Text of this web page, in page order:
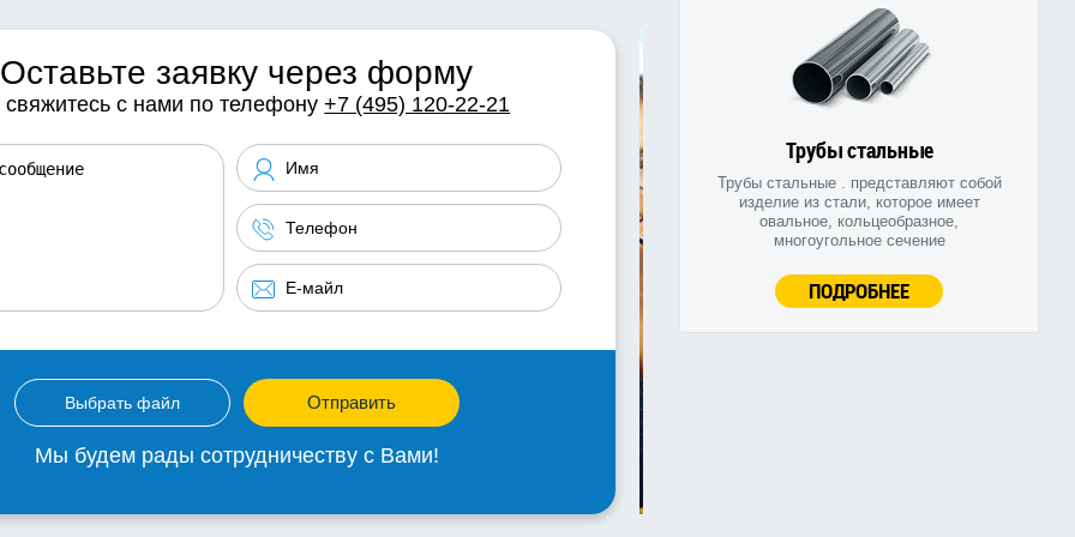
Трубы стальные
Трубы стальные . представляют собой
изделие из стали, которое имеет
овальное, кольцеобразное,
многоугольное сечение
ПОДРОБНЕЕ
Оставьте заявку через форму
свяжитесь с нами по телефону+7 (495) 120-22-21
Выбрать файл Отправить
Мы будем рады сотрудничеству с Вами!